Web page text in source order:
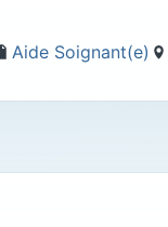
Aide Soignant(e)